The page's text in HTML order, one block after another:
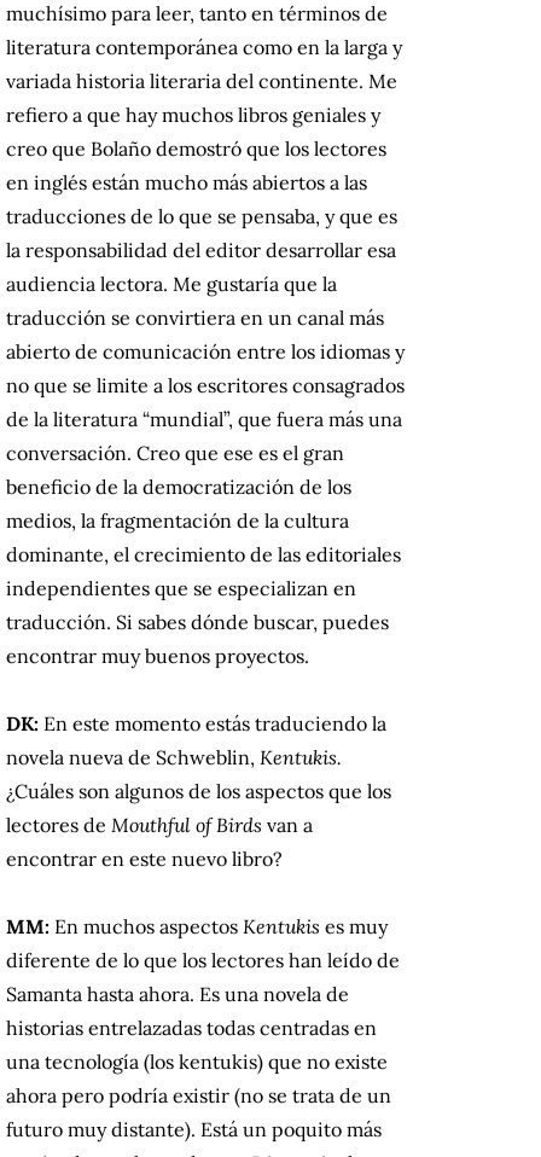
muchísimo para leer, tanto en términos de
literatura contemporánea como en la larga y
variada historia literaria del continente. Me
refiero a que hay muchos libros geniales y
creo que Bolaño demostró que los lectores
en inglés están mucho más abiertos a las
traducciones de lo que se pensaba, y que es
la responsabilidad del editor desarrollar esa
audiencia lectora. Me gustaría que la
traducción se convirtiera en un canal más
abierto de comunicación entre los idiomas y
no que se limite a los escritores consagrados
de la literatura “mundial”, que fuera más una
conversación. Creo que ese es el gran
beneficio de la democratización de los
medios, la fragmentación de la cultura
dominante, el crecimiento de las editoriales
independientes que se especializan en
traducción. Si sabes dónde buscar, puedes
encontrar muy buenos proyectos.
DK: En este momento estás traduciendo la
novela nueva de Schweblin, Kentukis.
¿Cuáles son algunos de los aspectos que los
lectores de Mouthful of Birds van a
encontrar en este nuevo libro?
MM: En muchos aspectos Kentukis es muy
diferente de lo que los lectores han leído de
Samanta hasta ahora. Es una novela de
historias entrelazadas todas centradas en
una tecnología (los kentukis) que no existe
ahora pero podría existir (no se trata de un
futuro muy distante). Está un poquito más